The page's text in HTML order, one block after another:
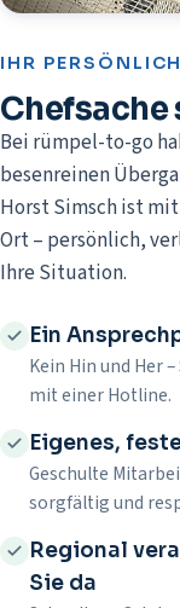
IHR
Bei rümpel-to-go
besenreinen
Horst Simsch ist
Ort – persönlich,
Ihre Situation.
Ein
Kein Hin und Her
mit einer Hotline.
Eigenes,
Geschulte
sorgfältig und
Regional
Sie da